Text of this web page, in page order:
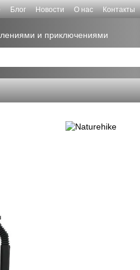
Блог Новости О нас Контакты
и приключениями